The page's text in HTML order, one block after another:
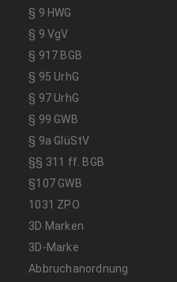
§ 9 HWG
§ 9 VgV
§ 917 BGB
§ 95 UrhG
§ 97 UrhG
§ 99 GWB
§ 9a GlüStV
§§ 311 ff. BGB
§107 GWB
1031 ZPO
3D Marken
3D-Marke
Abbruchanordnung